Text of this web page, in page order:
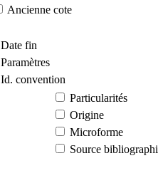
Ancienne cote
Date fin
Paramètres
Id. convention
Particularités
Origine
Microforme
Source